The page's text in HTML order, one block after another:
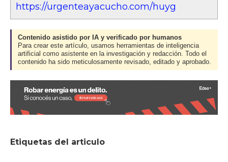
https://urgenteayacucho.com/huyg
Contenido asistido por IA y verificado por humanos
Para crear este artículo, usamos herramientas de inteligencia
artificial como asistente en la investigación y redacción. Todo el
contenido ha sido meticulosamente revisado, editado y aprobado.
Etiquetas del articulo